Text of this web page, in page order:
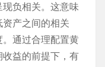
负相关。这意味
产之间的相关
通过合理配置黄
益的前提下，有